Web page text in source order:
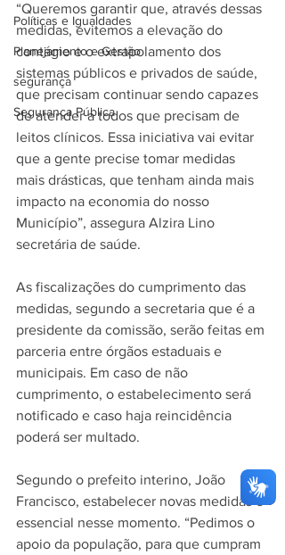
Políticas e Igualdades
Planejamento e Gestão
segurança
Segurança Pública
“Queremos garantir que, através dessas
medidas, evitemos a elevação do
contágio e o extrapolamento dos
sistemas públicos e privados de saúde,
que precisam continuar sendo capazes
de atender a todos que precisam de
leitos clínicos. Essa iniciativa vai evitar
que a gente precise tomar medidas
mais drásticas, que tenham ainda mais
impacto na economia do nosso
Município”, assegura Alzira Lino
secretária de saúde.
As fiscalizações do cumprimento das
medidas, segundo a secretaria que é a
presidente da comissão, serão feitas em
parceria entre órgãos estaduais e
municipais. Em caso de não
cumprimento, o estabelecimento será
notificado e caso haja reincidência
poderá ser multado.
Segundo o prefeito interino, João
Francisco, estabelecer novas medidas é
essencial nesse momento. “Pedimos o
apoio da população, para que cumpram